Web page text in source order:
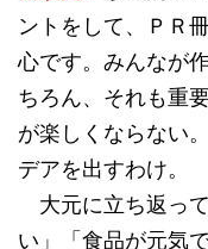
ントをして、ＰＲ
心です。みんなが
ちろん、それも重
が楽しくならない
デアを出すわけ。
大元に立ち返っ
い」「食品が元気